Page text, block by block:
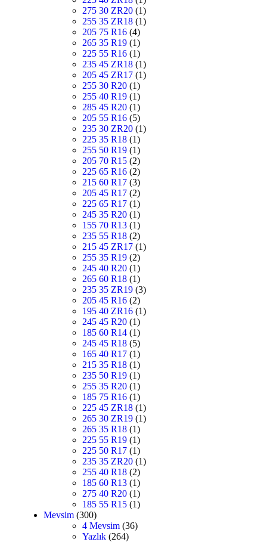
275 30 ZR20 (1)
255 35 ZR18 (1)
205 75 R16 (4)
265 35 R19 (1)
225 55 R16 (1)
235 45 ZR18 (1)
205 45 ZR17 (1)
255 30 R20 (1)
255 40 R19 (1)
285 45 R20 (1)
205 55 R16 (5)
235 30 ZR20 (1)
225 35 R18 (1)
255 50 R19 (1)
205 70 R15 (2)
225 65 R16 (2)
215 60 R17 (3)
205 45 R17 (2)
225 65 R17 (1)
245 35 R20 (1)
155 70 R13 (1)
235 55 R18 (2)
215 45 ZR17 (1)
255 35 R19 (2)
245 40 R20 (1)
265 60 R18 (1)
235 35 ZR19 (3)
205 45 R16 (2)
195 40 ZR16 (1)
245 45 R20 (1)
185 60 R14 (1)
245 45 R18 (5)
165 40 R17 (1)
215 35 R18 (1)
235 50 R19 (1)
255 35 R20 (1)
185 75 R16 (1)
225 45 ZR18 (1)
265 30 ZR19 (1)
265 35 R18 (1)
225 55 R19 (1)
225 50 R17 (1)
235 35 ZR20 (1)
255 40 R18 (2)
185 60 R13 (1)
275 40 R20 (1)
185 55 R15 (1)
Mevsim (300)
4 Mevsim (36)
Yazlık (264)